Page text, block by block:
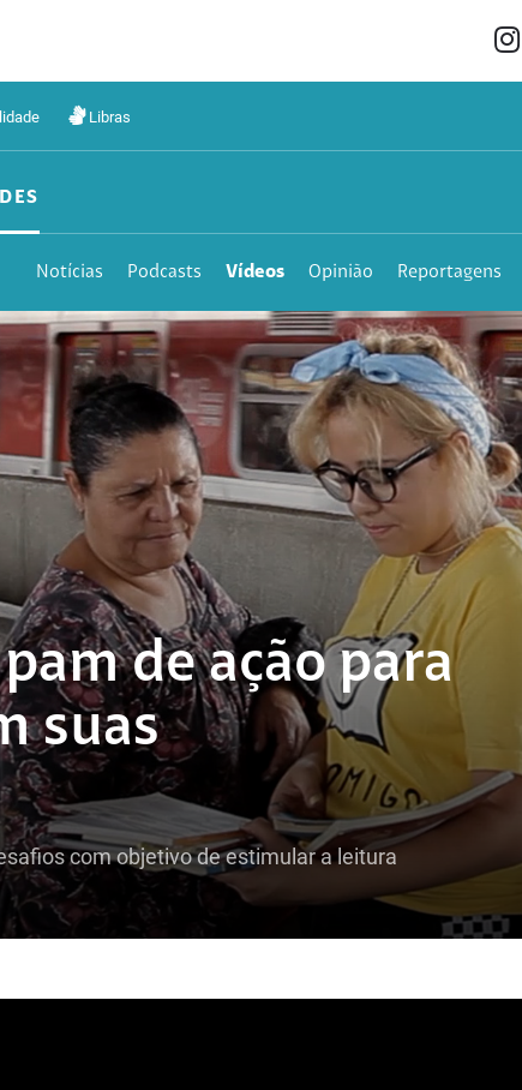
Libras
Notícias Podcasts Vídeos Opinião Reportagens
de ação para
suas
com objetivo de estimular a leitura